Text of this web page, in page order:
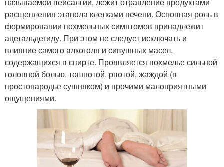
называемой вейсалгии, лежит отравление продуктами
расщепления этанола клетками печени. Основная роль в
формировании похмельных симптомов принадлежит
ацетальдегиду. При этом не следует исключать и
влияние самого алкоголя и сивушных масел,
содержащихся в спирте. Проявляется похмелье сильной
головной болью, тошнотой, рвотой, жаждой (в
простонародье сушняком) и прочими малоприятными
ощущениями.